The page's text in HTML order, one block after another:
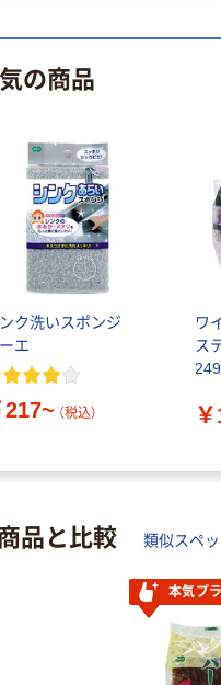
の商品
ク洗いスポンジ
エ
217~ （税込）
ワ
ス
イドへ
品と比較 類似スペ
本気プ